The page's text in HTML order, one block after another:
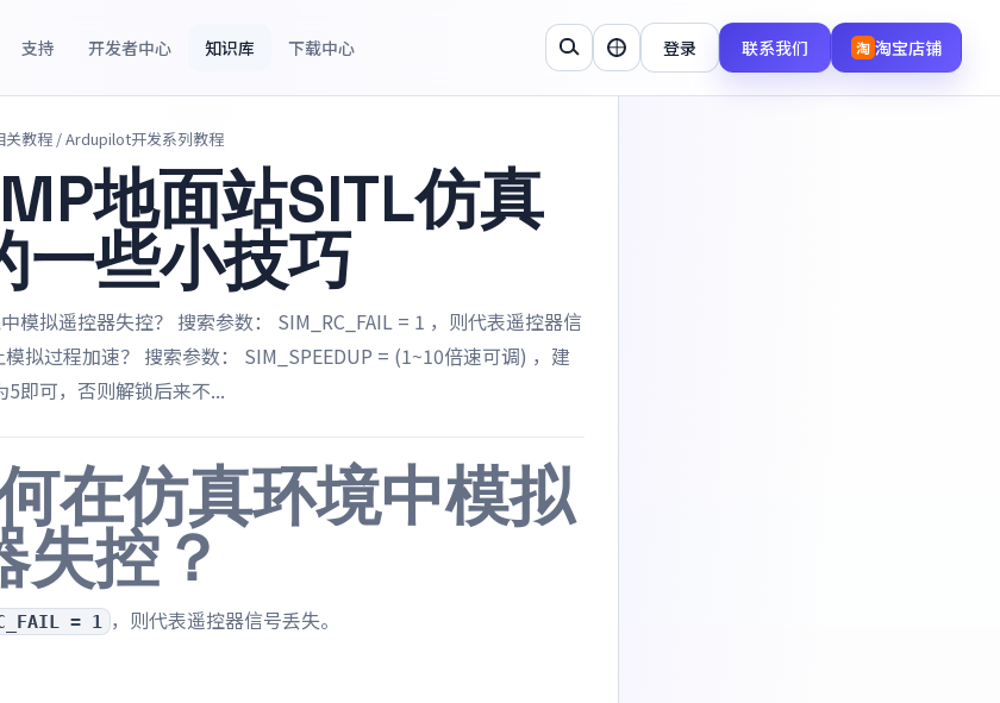
支持 开发者中心 知识库 下载中心 登录 联系我们 淘 淘宝店铺
关教程 / Ardupilot开发系列教程
地面站SITL仿真
一些小技巧
模拟遥控器失控？ 搜索参数： SIM_RC_FAIL = 1 ，则代表遥控器信
拟过程加速？ 搜索参数： SIM_SPEEDUP = (1~10倍速可调) ，建
即可，否则解锁后来不...
在仿真环境中模拟
失控？
= 1 ，则代表遥控器信号丢失。